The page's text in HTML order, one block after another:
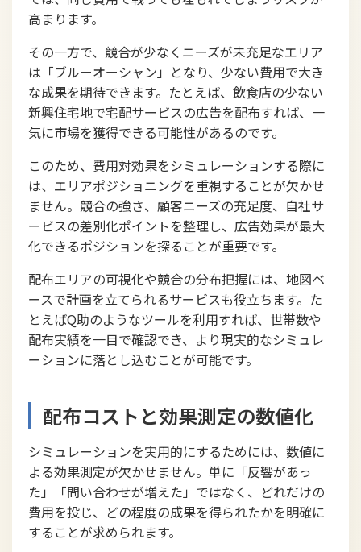
高まります。
その一方で、競合が少なくニーズが未充足なエリア
は「ブルーオーシャン」となり、少ない費用で大き
な成果を期待できます。たとえば、飲食店の少ない
新興住宅地で宅配サービスの広告を配布すれば、一
気に市場を獲得できる可能性があるのです。
このため、費用対効果をシミュレーションする際に
は、エリアポジショニングを重視することが欠かせ
ません。競合の強さ、顧客ニーズの充足度、自社サ
ービスの差別化ポイントを整理し、広告効果が最大
化できるポジションを探ることが重要です。
配布エリアの可視化や競合の分布把握には、地図ベ
ースで計画を立てられるサービスも役立ちます。た
とえばQ助のようなツールを利用すれば、世帯数や
配布実績を一目で確認でき、より現実的なシミュレ
ーションに落とし込むことが可能です。
配布コストと効果測定の数値化
シミュレーションを実用的にするためには、数値に
よる効果測定が欠かせません。単に「反響があっ
た」「問い合わせが増えた」ではなく、どれだけの
費用を投じ、どの程度の成果を得られたかを明確に
することが求められます。